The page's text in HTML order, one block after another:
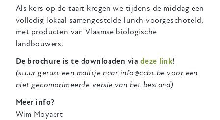
Als kers op de taart kregen we tijdens de middag een
volledig lokaal samengestelde lunch voorgeschoteld,
met producten van Vlaamse biologische
landbouwers.
De brochure is te downloaden via deze link!
(stuur gerust een mailtje naar info@ccbt.be voor een
niet gecomprimeerde versie van het bestand)
Meer info?
Wim Moyaert